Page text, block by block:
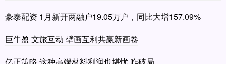
豪泰配资 1月新开两融户19.05万户，同比大增157.09%
巨牛盈 文旅互动 擘画互利共赢新画卷
亿正策略 这种高端材料利润也堪忧 咋破局